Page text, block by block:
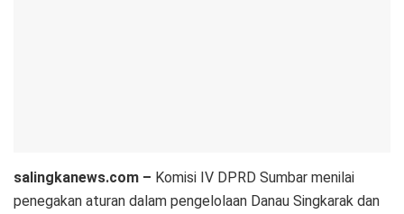
salingkanews.com – Komisi IV DPRD Sumbar menilai
penegakan aturan dalam pengelolaan Danau Singkarak dan